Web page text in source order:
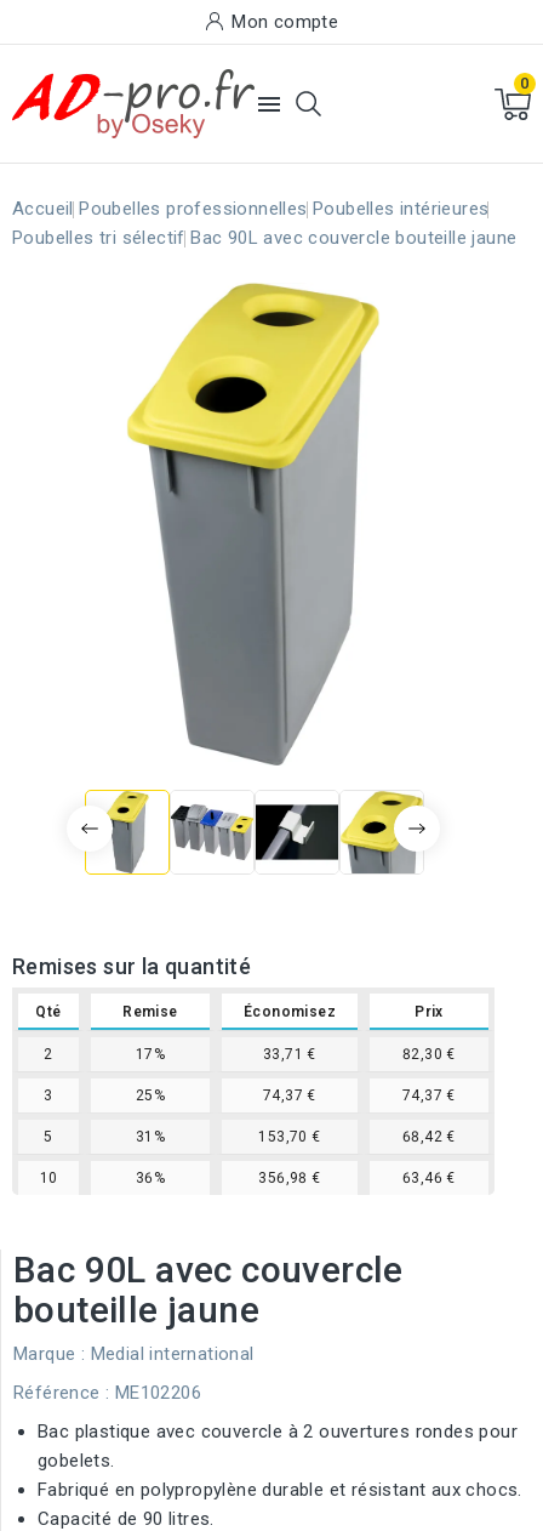
Mon compte

0
Accueil Poubelles professionnelles Poubelles intérieures
Poubelles tri sélectif Bac 90L avec couvercle bouteille jaune
Remises sur la quantité
Qté Remise Économisez Prix
2 17% 33,71 € 82,30 €
3 25% 74,37 € 74,37 €
5 31% 153,70 € 68,42 €
10 36% 356,98 € 63,46 €
Bac 90L avec couvercle
bouteille jaune
Marque : Medial international
Référence : ME102206
Bac plastique avec couvercle à 2 ouvertures rondes pour
gobelets.
Fabriqué en polypropylène durable et résistant aux chocs.
Capacité de 90 litres.